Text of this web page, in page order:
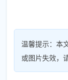
温馨提示：本
或图片失效，